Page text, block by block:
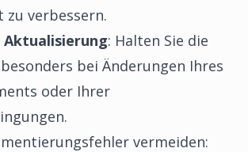
verbessern.
Aktualisierung: Halten Sie die
bei Änderungen Ihres
oder Ihrer
vermeiden: